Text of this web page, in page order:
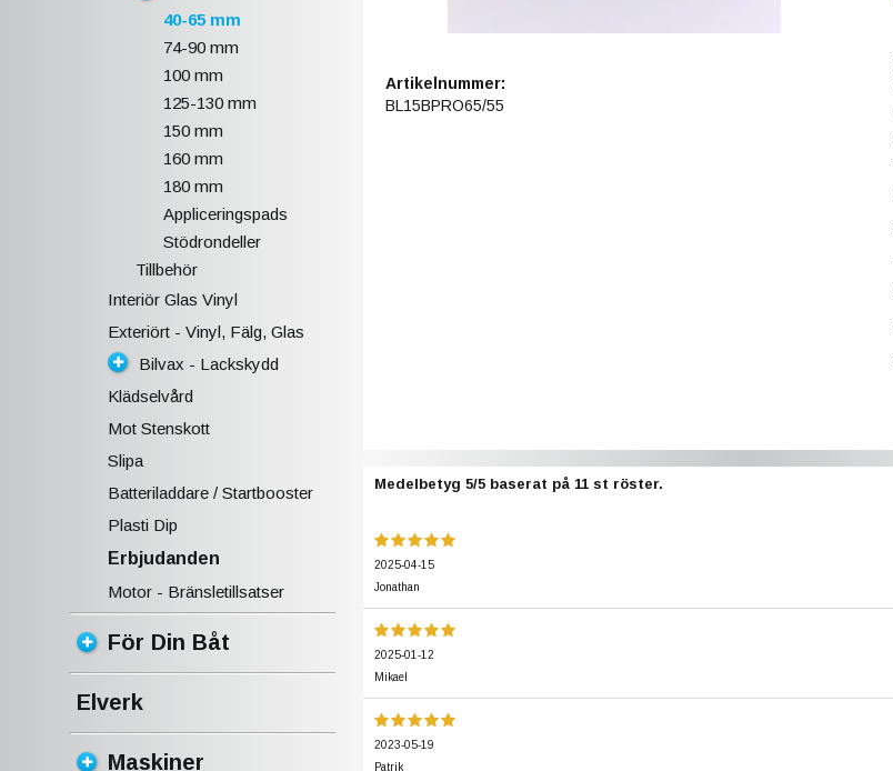
40-65 mm
74-90 mm
100 mm
125-130 mm
150 mm
160 mm
180 mm
Appliceringspads
Stödrondeller
Tillbehör
Interiör Glas Vinyl
Exteriört - Vinyl, Fälg, Glas
Bilvax - Lackskydd
Klädselvård
Mot Stenskott
Slipa
Batteriladdare / Startbooster
Plasti Dip
Erbjudanden
Motor - Bränsletillsatser
För Din Båt
Elverk
Maskiner
Artikelnummer:
BL15BPRO65/55
Medelbetyg 5/5 baserat på 11 st röster.
2025-04-15
Jonathan
2025-01-12
Mikael
2023-05-19
Patrik